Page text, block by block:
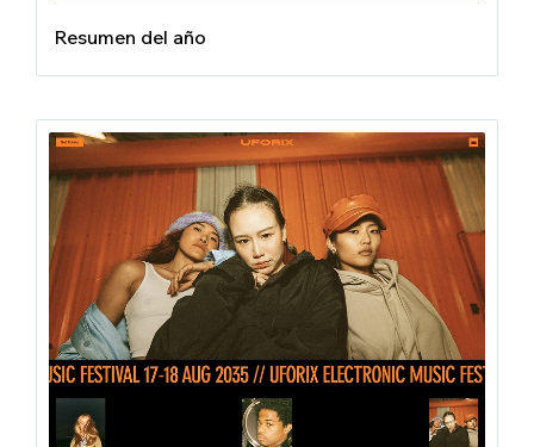
Resumen del año